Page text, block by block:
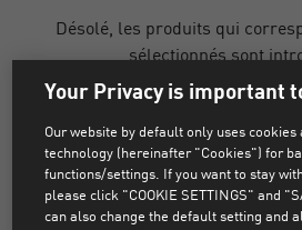
Désolé, les produits qui
sélectionnés sont
SUPPRIMER TOUS
Your Privacy is important
Our website by default only uses
technology (hereinafter "Cookies") for
functions/settings. If you want to stay
please click "COOKIE SETTINGS" and
can also change the default setting and